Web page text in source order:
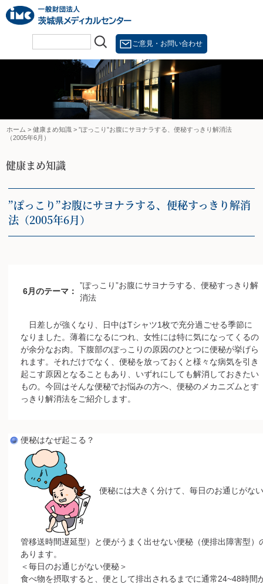
Skip
to
content
ご意見・お問い合わせ
ホーム > 健康まめ知識 > ”ぽっこり”お腹にサヨナラする、便秘すっきり解消法
（2005年6月）
健康まめ知識
”ぽっこり”お腹にサヨナラする、便秘すっきり解消
法（2005年6月）
6月のテーマ：
”ぽっこり”お腹にサヨナラする、便秘すっきり解
消法
日差しが強くなり、日中はTシャツ1枚で充分過ごせる季節に
なりました。薄着になるにつれ、女性には特に気になってくるの
が余分なお肉。下腹部のぽっこりの原因のひとつに便秘が挙げら
れます。それだけでなく、便秘を放っておくと様々な病気を引き
起こす原因となることもあり、いずれにしても解消しておきたい
もの。今回はそんな便秘でお悩みの方へ、便秘のメカニズムとす
っきり解消法をご紹介します。
便秘はなぜ起こる？
便秘には大きく分けて、毎日のお通じがな
管移送時間遅延型）と便がうまく出せない便秘（便排出障害型）
あります。
＜毎日のお通じがない便秘＞
食べ物を摂取すると、便として排出されるまでに通常24~48時間